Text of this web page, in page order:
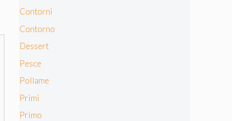
Contorni
Contorno
Dessert
Pesce
Pollame
Primi
Primo